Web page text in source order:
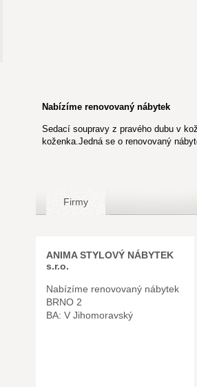
Nabízíme renovovaný nábytek
Sedací soupravy z pravého dubu v
koženka.Jedná se o renovovaný
Firmy
ANIMA STYLOVÝ NÁBYTEK
s.r.o.
Nabízíme renovovaný nábytek
BRNO 2
BA: V Jihomoravský